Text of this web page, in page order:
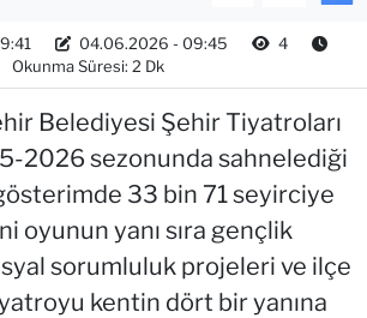
04.06.2026 - 09:45
4
Okunma Süresi: 2 Dk
Belediyesi Şehir Tiyatroları
2026 sezonunda sahnelediği
33 bin 71 seyirciye
oyunun yanı sıra gençlik
sorumluluk projeleri ve ilçe
kentin dört bir yanına